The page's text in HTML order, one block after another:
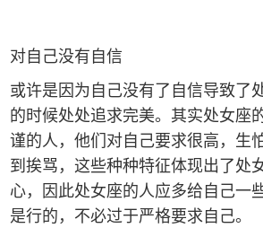
对自己没有自信
或许是因为自己没有了自信导致了
的时候处处追求完美。其实处女座
谨的人，他们对自己要求很高，生
到挨骂，这些种种特征体现出了处
心，因此处女座的人应多给自己一
是行的，不必过于严格要求自己。